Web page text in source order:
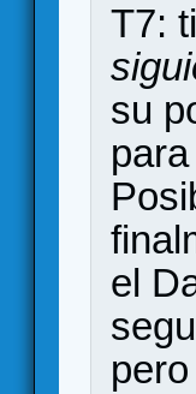
T7:
su
el